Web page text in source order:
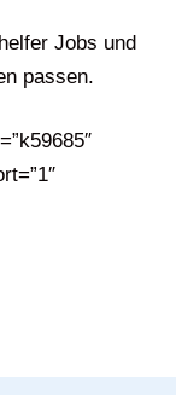
Jobs und
passen.